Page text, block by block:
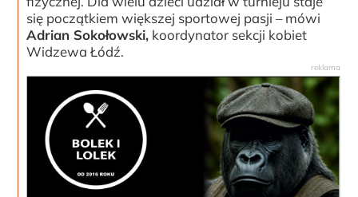
się początkiem większej sportowej pasji – mówi
Adrian Sokołowski, koordynator sekcji kobiet
Widzewa Łódź.